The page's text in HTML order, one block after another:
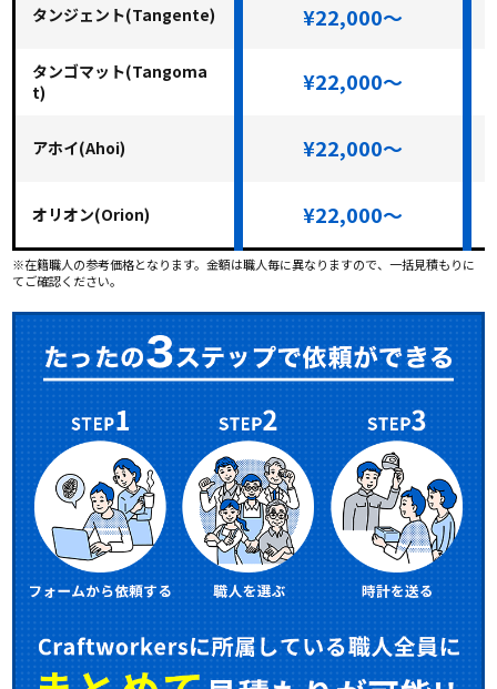
タンジェント(Tangente) ¥22,000～
タンゴマット(Tangoma
t)
¥22,000～
アホイ(Ahoi) ¥22,000～
オリオン(Orion) ¥22,000～
※在籍職人の参考価格となります。金額は職人毎に異なりますので、一括見積もりに
てご確認ください。